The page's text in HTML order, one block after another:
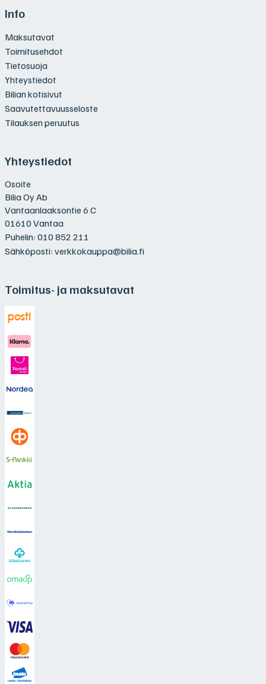
Info
Maksutavat
Toimitusehdot
Tietosuoja
Yhteystiedot
Bilian kotisivut
Saavutettavuusseloste
Tilauksen peruutus
Yhteystiedot
Osoite
Bilia Oy Ab
Vantaanlaaksontie 6 C
01610 Vantaa
Puhelin: 010 852 211
Sähköposti: verkkokauppa@bilia.fi
Toimitus- ja maksutavat